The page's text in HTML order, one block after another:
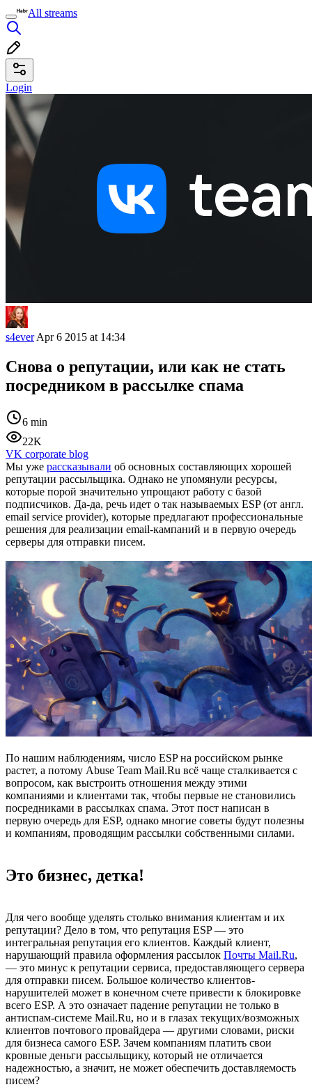
All streams
Login
s4everApr 6 2015 at 14:34
Снова о репутации, или как не стать
посредником в рассылке спама
6 min
22K
VK corporate blog
Мы уже рассказывали об основных составляющих хорошей
репутации рассыльщика. Однако не упомянули ресурсы,
которые порой значительно упрощают работу с базой
подписчиков. Да-да, речь идет о так называемых ESP (от англ.
email service provider), которые предлагают профессиональные
решения для реализации email-кампаний и в первую очередь
серверы для отправки писем.
По нашим наблюдениям, число ESP на российском рынке
растет, а потому Abuse Team Mail.Ru всё чаще сталкивается с
вопросом, как выстроить отношения между этими
компаниями и клиентами так, чтобы первые не становились
посредниками в рассылках спама. Этот пост написан в
первую очередь для ESP, однако многие советы будут полезны
и компаниям, проводящим рассылки собственными силами.
Это бизнес, детка!
Для чего вообще уделять столько внимания клиентам и их
репутации? Дело в том, что репутация ESP — это
интегральная репутация его клиентов. Каждый клиент,
нарушающий правила оформления рассылок Почты Mail.Ru,
— это минус к репутации сервиса, предоставляющего сервера
для отправки писем. Большое количество клиентов-
нарушителей может в конечном счете привести к блокировке
всего ESP. А это означает падение репутации не только в
антиспам-системе Mail.Ru, но и в глазах текущих/возможных
клиентов почтового провайдера — другими словами, риски
для бизнеса самого ESP. Зачем компаниям платить свои
кровные деньги рассыльщику, который не отличается
надежностью, а значит, не может обеспечить доставляемость
писем?